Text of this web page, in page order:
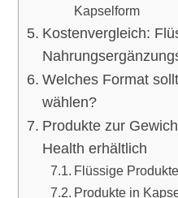
Kapselform
Kostenvergleich:
Welches Format
wählen?
Produkte zur
Health erhältlich
Flüssige Produkte
Produkte in